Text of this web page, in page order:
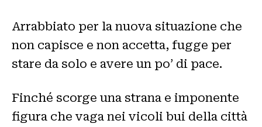
Arrabbiato per la nuova situazione che
non capisce e non accetta, fugge per
stare da solo e avere un po’ di pace.
Finché scorge una strana e imponente
figura che vaga nei vicoli bui della città